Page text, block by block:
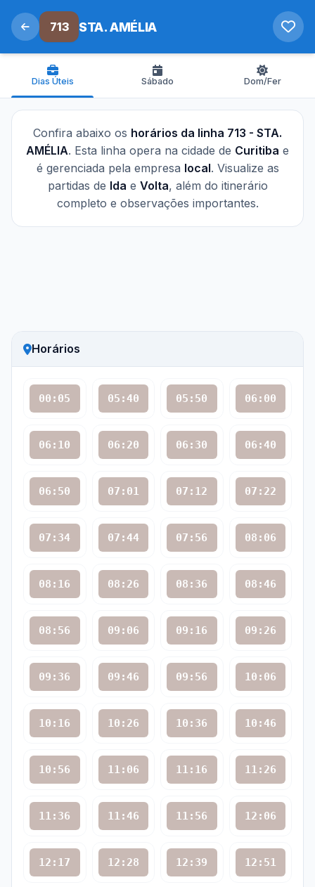
713 STA. AMÉLIA
Dias Úteis Sábado Dom/Fer
Confira abaixo os horários da linha 713 - STA.
AMÉLIA. Esta linha opera na cidade de Curitiba e
é gerenciada pela empresa local. Visualize as
partidas de Ida e Volta, além do itinerário
completo e observações importantes.
Horários
00:05 05:40 05:50 06:00
06:10 06:20 06:30 06:40
06:50 07:01 07:12 07:22
07:34 07:44 07:56 08:06
08:16 08:26 08:36 08:46
08:56 09:06 09:16 09:26
09:36 09:46 09:56 10:06
10:16 10:26 10:36 10:46
10:56 11:06 11:16 11:26
11:36 11:46 11:56 12:06
12:17 12:28 12:39 12:51